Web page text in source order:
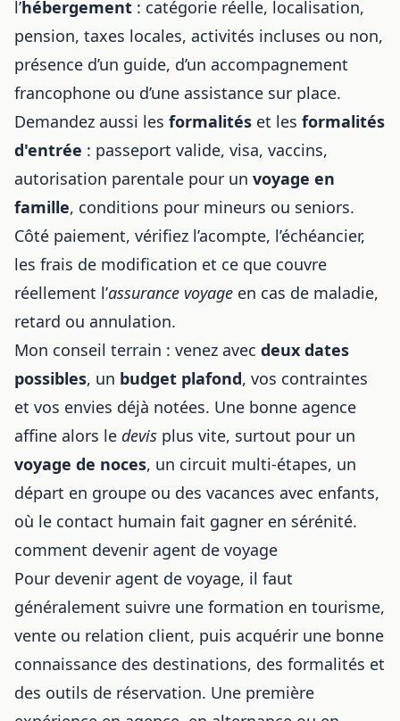
l’hébergement : catégorie réelle, localisation,
pension, taxes locales, activités incluses ou non,
présence d’un guide, d’un accompagnement
francophone ou d’une assistance sur place.
Demandez aussi les formalités et les formalités
d'entrée : passeport valide, visa, vaccins,
autorisation parentale pour un voyage en
famille, conditions pour mineurs ou seniors.
Côté paiement, vérifiez l’acompte, l’échéancier,
les frais de modification et ce que couvre
réellement l’assurance voyage en cas de maladie,
retard ou annulation.
Mon conseil terrain : venez avec deux dates
possibles, un budget plafond, vos contraintes
et vos envies déjà notées. Une bonne agence
affine alors le devis plus vite, surtout pour un
voyage de noces, un circuit multi-étapes, un
départ en groupe ou des vacances avec enfants,
où le contact humain fait gagner en sérénité.
comment devenir agent de voyage
Pour devenir agent de voyage, il faut
généralement suivre une formation en tourisme,
vente ou relation client, puis acquérir une bonne
connaissance des destinations, des formalités et
des outils de réservation. Une première